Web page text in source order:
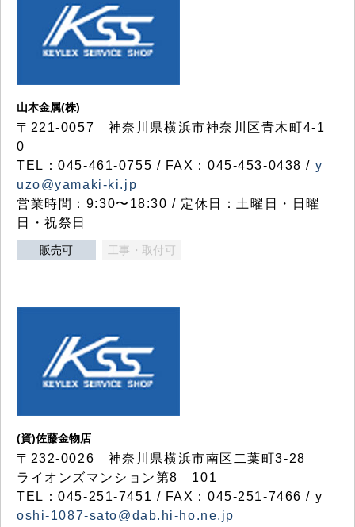
山木金属(株)
〒221-0057 神奈川県横浜市神奈川区青木町4-1
0
TEL：045-461-0755 / FAX：045-453-0438 / y
uzo@yamaki-ki.jp
営業時間：9:30〜18:30 / 定休日：土曜日・日曜
日・祝祭日
販売可 工事・取付可
(資)佐藤金物店
〒232-0026 神奈川県横浜市南区二葉町3-28
ライオンズマンション第8 101
TEL：045-251-7451 / FAX：045-251-7466 / y
oshi-1087-sato@dab.hi-ho.ne.jp